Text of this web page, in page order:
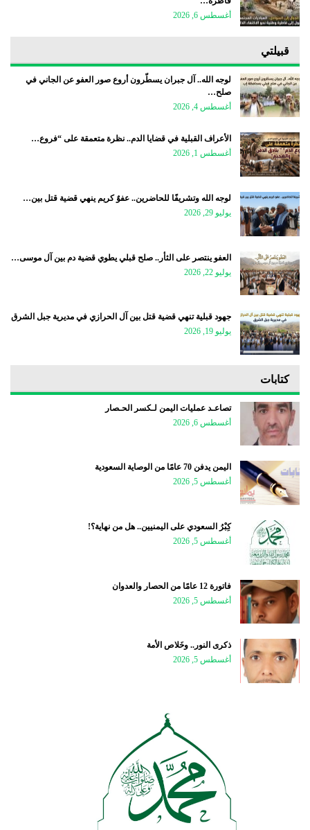
أغسطس 6, 2026
قبيلتي
لوجه الله.. آل جبران يسطّرون أروع صور العفو عن الجاني في
صلح…
أغسطس 4, 2026
الأعراف القبلية في قضايا الدم.. نظرة متعمقة على “فروع…
أغسطس 1, 2026
لوجه الله وتشريفًا للحاضرين.. عفوٌ كريم ينهي قضية قتل بين…
يوليو 29, 2026
العفو ينتصر على الثأر.. صلح قبلي يطوي قضية دم بين آل موسى…
يوليو 22, 2026
جهود قبلية تنهي قضية قتل بين آل الحرازي في مديرية جبل الشرق
يوليو 19, 2026
كتابات
تصاعـد عمليات اليمن لـكسر الحـصار
أغسطس 6, 2026
اليمن يدفن 70 عامًا من الوصاية السعودية
أغسطس 5, 2026
كِبْرُ السعودي على اليمنيين.. هل من نهاية؟!
أغسطس 5, 2026
فاتورة 12 عامًا من الحصار والعدوان
أغسطس 5, 2026
ذكرى النور.. وخَلاص الأمة
أغسطس 5, 2026